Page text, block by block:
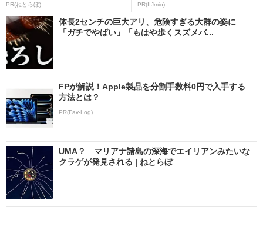
PR(ねとらぼ) PR(IIJmio)
体長2センチの巨大アリ、危険すぎる大群の姿に
「ガチでやばい」「もはや歩くスズメバ...
FPが解説！Apple製品を分割手数料0円で入手する
方法とは？
PR(Fav-Log)
UMA？ マリアナ諸島の深海でエイリアンみたいな
クラゲが発見される | ねとらぼ